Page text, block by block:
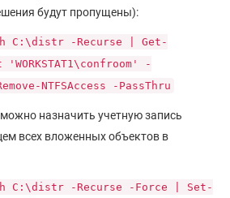
будут пропущены):
C:\distr -Recurse | Get-
'WORKSTAT1\confroom' -
NTFSAccess -PassThru
назначить учетную запись
всех вложенных объектов в
C:\distr -Recurse -Force | Set-